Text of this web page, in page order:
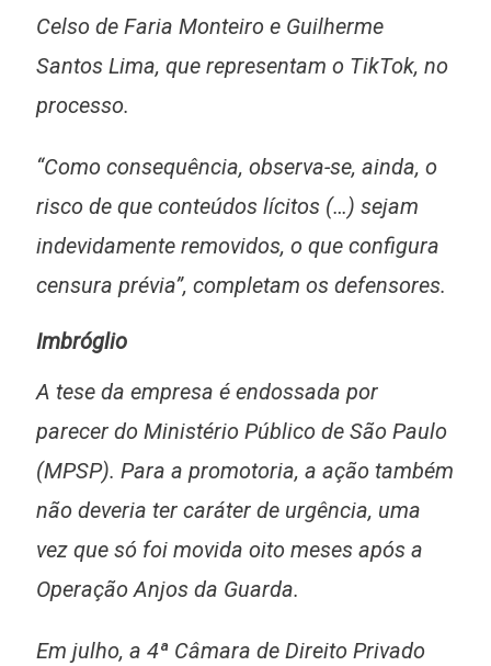
Celso de Faria Monteiro e Guilherme
Santos Lima, que representam o TikTok, no
processo.
“Como consequência, observa-se, ainda, o
risco de que conteúdos lícitos (…) sejam
indevidamente removidos, o que configura
censura prévia”, completam os defensores.
Imbróglio
A tese da empresa é endossada por
parecer do Ministério Público de São Paulo
(MPSP). Para a promotoria, a ação também
não deveria ter caráter de urgência, uma
vez que só foi movida oito meses após a
Operação Anjos da Guarda.
Em julho, a 4ª Câmara de Direito Privado